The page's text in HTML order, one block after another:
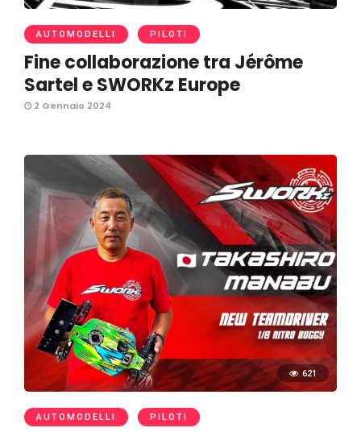
AUTOMODELLI PILOTI
Fine collaborazione tra Jérôme
Sartel e SWORKz Europe
2 Gennaio 2024
621
AUTOMODELLI PILOTI